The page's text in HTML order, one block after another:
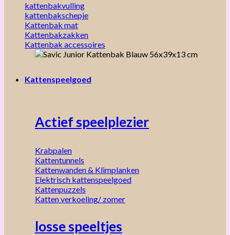
kattenbakvulling
kattenbakschepje
Kattenbak mat
Kattenbakzakken
Kattenbak accessoires
Kattenspeelgoed
Actief speelplezier
Krabpalen
Kattentunnels
Kattenwanden & Klimplanken
Elektrisch kattenspeelgoed
Kattenpuzzels
Katten verkoeling/ zomer
losse speeltjes